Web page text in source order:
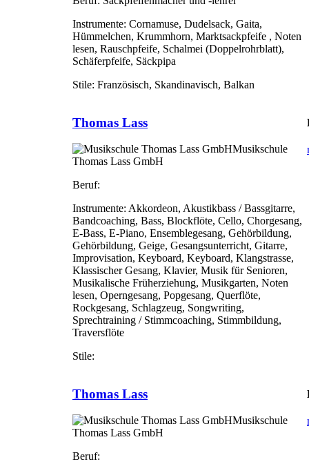
Instrumente: Cornamuse, Dudelsack, Gaita,
Hümmelchen, Krummhorn, Marktsackpfeife , Noten
lesen, Rauschpfeife, Schalmei (Doppelrohrblatt),
Schäferpfeife, Säckpipa
Stile: Französisch, Skandinavisch, Balkan
Thomas Lass
Musikschule
Thomas Lass GmbH
Beruf:
Instrumente: Akkordeon, Akustikbass / Bassgitarre,
Bandcoaching, Bass, Blockflöte, Cello, Chorgesang,
E-Bass, E-Piano, Ensemblegesang, Gehörbildung,
Gehörbildung, Geige, Gesangsunterricht, Gitarre,
Improvisation, Keyboard, Keyboard, Klangstrasse,
Klassischer Gesang, Klavier, Musik für Senioren,
Musikalische Früherziehung, Musikgarten, Noten
lesen, Operngesang, Popgesang, Querflöte,
Rockgesang, Schlagzeug, Songwriting,
Sprechtraining / Stimmcoaching, Stimmbildung,
Traversflöte
Stile:
Thomas Lass
Musikschule
Thomas Lass GmbH
Beruf: